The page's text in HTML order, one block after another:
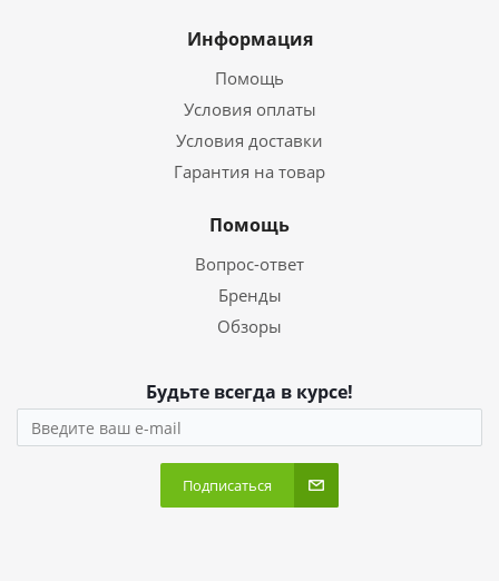
Информация
Помощь
Условия оплаты
Условия доставки
Гарантия на товар
Помощь
Вопрос-ответ
Бренды
Обзоры
Будьте всегда в курсе!
Подписаться